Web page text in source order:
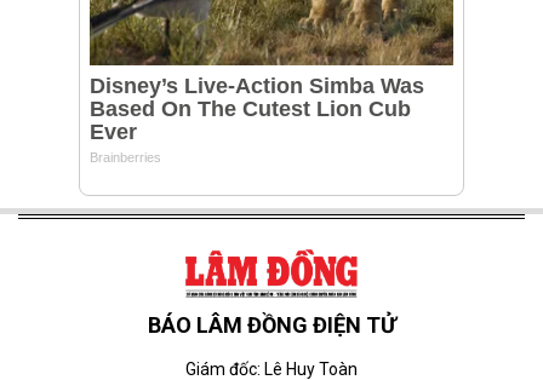
BÁO LÂM ĐỒNG ĐIỆN TỬ
Giám đốc: Lê Huy Toàn